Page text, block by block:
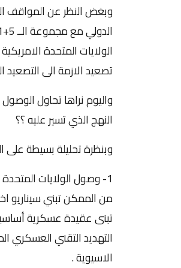
وبغض النظر عن المواقف
الولايات المتحدة
تصعيد الازمة الى التصعيد
واليوم نراها تحاول
النهج الذي تسير عليه ؟؟
وبنظرة تحليلة بسيطة على
1- وصول الولايات
من الممكن تبني سيناريو
تبنى عقيدة عسكرية
التهديد التقني العسكري
الاسيوية .